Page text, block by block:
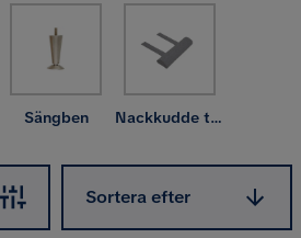
Sängben Nackkudde till säng
Sortera efter